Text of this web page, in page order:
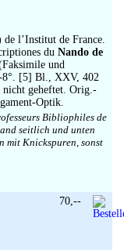
l’Institut de France.
du Nando de
und
8°. [5] Bl., XXV, 402
geheftet. Orig.-
Optik.
Bibliophiles de
seitlich und unten
mit Knickspuren, sonst
70,--